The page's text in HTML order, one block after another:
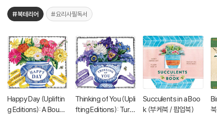
#북테리어 #요리사필독서
Happy Day (Upliftin
g Editions): A Bouqu
Thinking of You (Upli
fting Editions): Turn
Succulents in a Boo
k (부케북 / 팝업북)